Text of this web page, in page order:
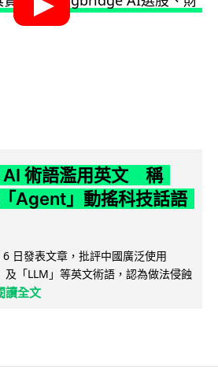
AI 術語濫用英文 稱
Agent」動搖科技話語
日發表文章，批評中國廣泛使用
及「LLM」等英文術語，認為做法侵蝕
讀全文